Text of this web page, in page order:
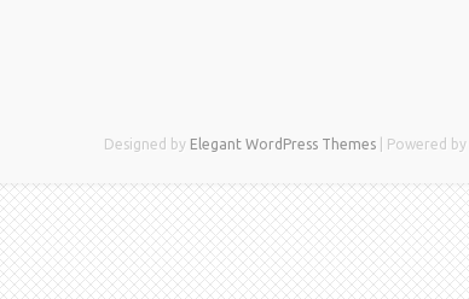
Designed by Elegant WordPress Themes | Powered by